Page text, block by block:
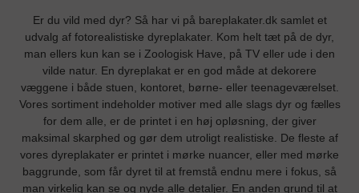
Er du vild med dyr? Så har vi på bareplakater.dk samlet et
udvalg af fotorealistiske dyreplakater. Kom helt tæt på de dyr,
man ellers kun kan se i Zoologisk Have, på TV eller ude i den
vilde natur. En dyreplakat er en god måde at dekorere
væggene i både stuen, kontoret, børne- eller teenageværelset.
Vores sortiment indeholder motiver med alle slags dyr og fælles
for dem alle, er de printet i en høj opløsning, der giver
maksimal skarphed og gør dem utroligt realistiske. De fleste af
vores dyreplakater er printet i mørke nuancer, eller med mørke
baggrunde, som får dyret til at fremstå endnu mere i fokus, så
man virkelig kan se og nyde alle detaljer. En anden grund til at